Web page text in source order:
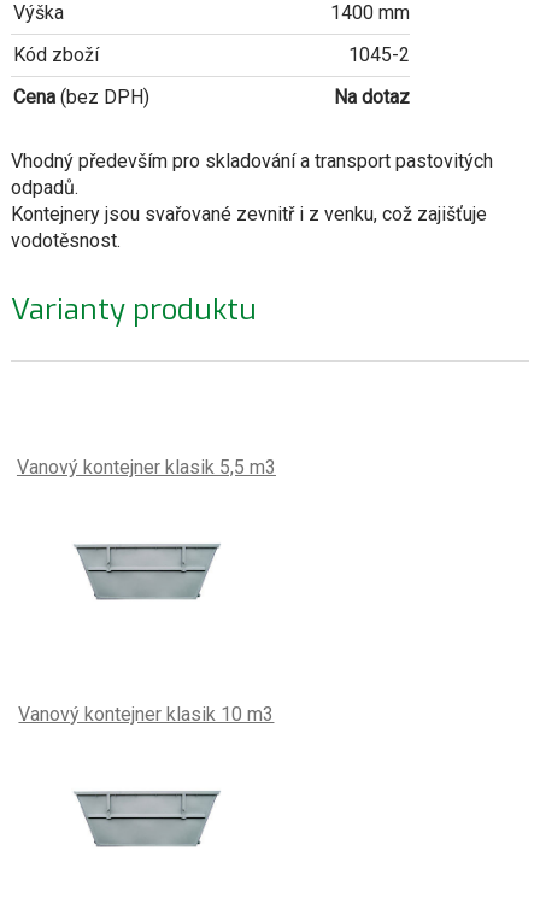
Výška
1400 mm
Kód zboží
1045-2
Cena (bez DPH) Na dotaz
Vhodný především pro skladování a transport pastovitých
odpadů.
Kontejnery jsou svařované zevnitř i z venku, což zajišťuje
vodotěsnost.
Varianty produktu
Vanový kontejner klasik 5,5 m3
Vanový kontejner klasik 10 m3